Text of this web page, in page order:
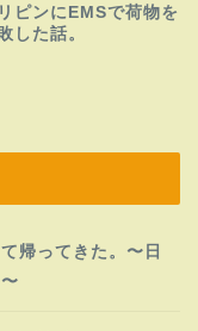
ピンにEMSで荷物を
した話。
帰ってきた。〜日